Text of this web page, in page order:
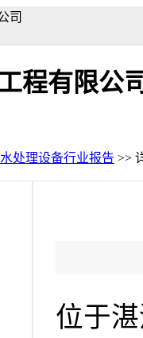
司
程有限公
水处理设备行业报告 >>
位于